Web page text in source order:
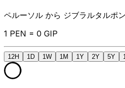
ペルーソル から ジブラルタルポ
1 PEN = 0 GIP
12H 1D 1W 1M 1Y 2Y 5Y